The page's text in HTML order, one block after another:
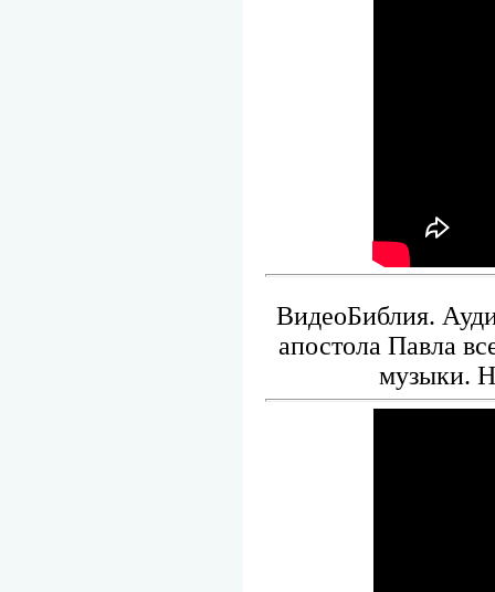
ВидеоБиблия.
апостола Павла
музыки.